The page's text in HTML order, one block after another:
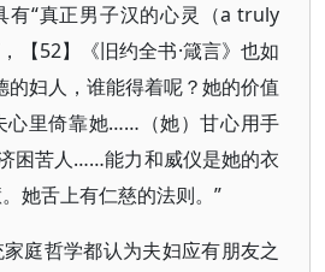
有“真正男子汉的心灵（a truly
【52】《旧约全书·箴言》也如
的妇人，谁能得着呢？她的价值
心里倚靠她……（她）甘心用手
困苦人……能力和威仪是她的衣
她舌上有仁慈的法则。”
家庭哲学都认为夫妇应有朋友之